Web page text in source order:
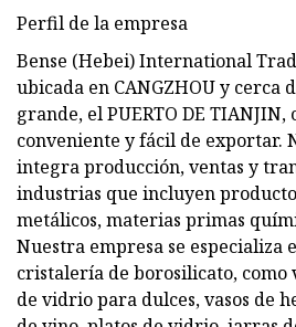
Perfil de la empresa
Bense (Hebei) International
ubicada en CANGZHOU y
grande, el PUERTO DE
conveniente y fácil de exportar.
integra producción, ventas y
industrias que incluyen
metálicos, materias primas
Nuestra empresa se especializa
cristalería de borosilicato, como
de vidrio para dulces, vasos de